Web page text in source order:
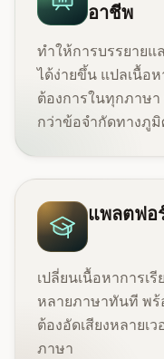
อาชีพ
ทำให้การบรรยายแ
ได้ง่ายขึ้น แปลเนื้อ
ต้องการในทุกภาษ
กว่าข้อจำกัดทางภู
แพลตฟอ
เปลี่ยนเนื้อหาการเ
หลายภาษาทันที พร้
ต้องอัดเสียงหลายเ
ภาษา